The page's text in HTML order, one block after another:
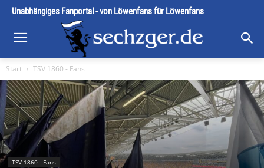
Unabhängiges Fanportal - von Löwenfans für Löwenfans
Start TSV 1860 - Fans
TSV 1860 - Fans